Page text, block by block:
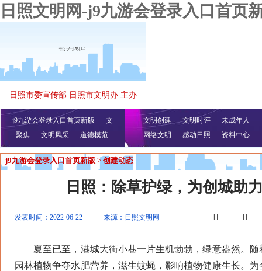
日照文明网-j9九游会登录入口首页
日照市委宣传部 日照市文明办 主办
j9九游会登录入口首页新版
文
明播报
公益视频
聚焦 文明风采 道德模范
文明创建 文明时评
未成年人
网络文明
感动日照 资料中心
j9九游会登录入口首页新版 > 创建动态
日照：除草护绿，为创城助
发表时间：2022-06-22 来源：日照文明网 [] []
夏至已至，港城大街小巷一片生机勃勃，绿意盎然。随
园林植物争夺水肥营养，滋生蚊蝇，影响植物健康生长。